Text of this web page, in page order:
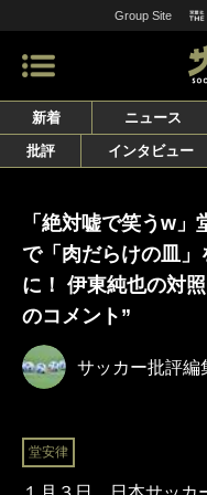
Group Site
新着 ニュース
批評
インタビュー
「絶対嘘で笑うw
で「肉だらけの皿
に！ 伊東純也の対
のコメント”
サッカー批評編
堂安律